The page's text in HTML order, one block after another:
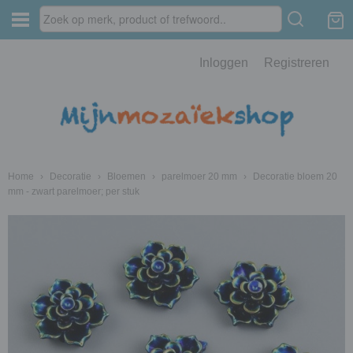
Inloggen Registreren
Home › Decoratie › Bloemen › parelmoer 20 mm ›
Decoratie bloem 20
mm - zwart parelmoer; per stuk